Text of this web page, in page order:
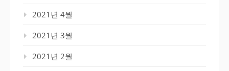
2021년 4월
2021년 3월
2021년 2월